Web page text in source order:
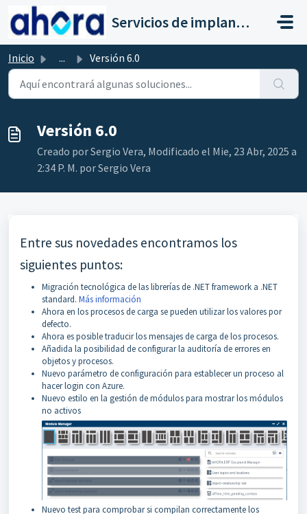
Saltar al contenido principal
Servicios de implantación a clientes de Ahora
Inicio ... Versión 6.0
Versión 6.0
Creado por Sergio Vera, Modificado el Mie, 23 Abr, 2025 a
2:34 P. M. por Sergio Vera
Entre sus novedades encontramos los
siguientes puntos:
Migración tecnológica de las librerías de .NET framework a .NET
standard. Más información
Ahora en los procesos de carga se pueden utilizar los valores por
defecto.
Ahora es posible traducir los mensajes de carga de los procesos.
Añadida la posibilidad de configurar la auditoría de errores en
objetos y procesos.
Nuevo parámetro de configuración para establecer un proceso al
hacer login con Azure.
Nuevo estilo en la gestión de módulos para mostrar los módulos
no activos
Nuevo test para comprobar si compilan correctamente los